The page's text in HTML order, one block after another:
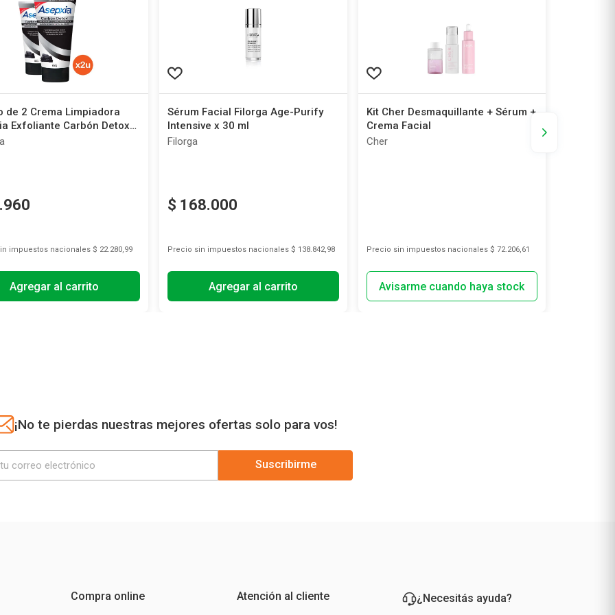
de 2 Crema Limpiadora
Exfoliante Carbón Detox
960
impuestos nacionales $ 22.280,99
Agregar al carrito
Sérum Facial Filorga Age-Purify
Intensive x 30 ml
Filorga
$ 168.000
Precio sin impuestos nacionales $ 138.842,98
Agregar al carrito
Kit Cher Desmaquillante + Sérum +
Crema Facial
Cher
Precio sin impuestos nacionales $ 72.206,61
¡No te pierdas nuestras mejores ofertas solo para vos!
Suscribirme
Compra online Atención al cliente ¿Necesitás ayuda?